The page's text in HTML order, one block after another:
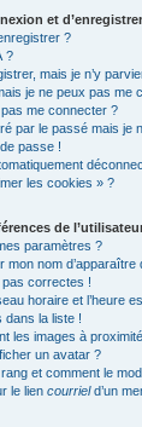
et
?
?
mais je n’y
je ne peux pas me
me connecter ?
par le passé mais je
passe !
les cookies » ?
de
paramètres ?
mon nom
correctes !
horaire et l’heure
dans la liste !
les images à
un avatar ?
et comment le
le lien courrield’un